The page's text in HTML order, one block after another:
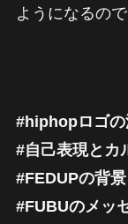
ようになるの
#hiphopロゴの
#自己表現とカ
#FEDUPの背
#FUBUのメッ